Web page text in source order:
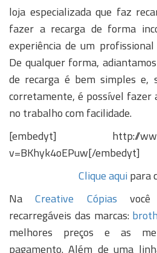
loja especializada que faz
fazer a recarga de forma
experiência de um
De qualquer forma,
de recarga é bem simples e,
corretamente, é possível fazer
no trabalho com facilidade.
[embedyt] http://
v=BKhyk4oEPuw[/embedyt]
Clique aqui para
NaCreative Cópias você
recarregáveis das marcas:
melhores preços e as
pagamento. Além de uma